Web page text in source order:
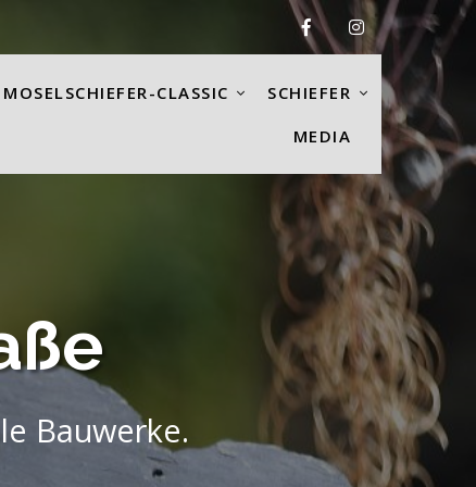
MOSELSCHIEFER-CLASSIC
SCHIEFER
MEDIA
Bauwerke.